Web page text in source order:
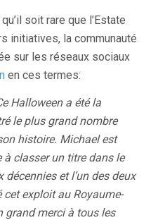
soit rare que l’Estate
initiatives, la communauté
sur les réseaux sociaux
en ces termes:
Halloween a été la
le plus grand nombre
histoire. Michael est
classer un titre dans le
et l’un des deux
exploit au Royaume-
grand merci à tous les